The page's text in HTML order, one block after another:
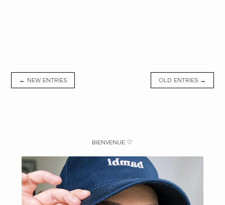
← NEW ENTRIES OLD ENTRIES →
BIENVENUE ♡